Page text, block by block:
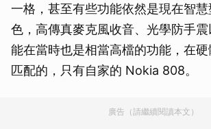
一格，甚至有些功能依然是現在智
色，高傳真麥克風收音、光學防手
能在當時也是相當高檔的功能，在
匹配的，只有自家的 Nokia 808。
廣告（請繼續閱讀本文）